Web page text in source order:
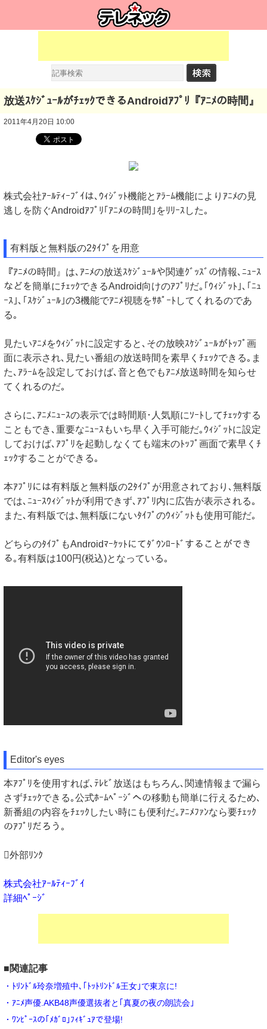
放送ｽｹｼﾞｭｰﾙがﾁｪｯｸできるAndroidｱﾌﾟﾘ『ｱﾆﾒの時間』
2011年4月20日 10:00
株式会社ｱｰﾙﾃｨｰﾌﾞｲは､ｳｨｼﾞｯﾄ機能とｱﾗｰﾑ機能によりｱﾆﾒの見
逃しを防ぐAndroidｱﾌﾟﾘ｢ｱﾆﾒの時間｣をﾘﾘｰｽした｡
有料版と無料版の2ﾀｲﾌﾟを用意
『ｱﾆﾒの時間』は､ｱﾆﾒの放送ｽｹｼﾞｭｰﾙや関連ｸﾞｯｽﾞの情報､ﾆｭｰｽ
などを簡単にﾁｪｯｸできるAndroid向けのｱﾌﾟﾘだ｡｢ｳｨｼﾞｯﾄ｣､｢ﾆｭ
ｰｽ｣､｢ｽｹｼﾞｭｰﾙ｣の3機能でｱﾆﾒ視聴をｻﾎﾟｰﾄしてくれるのであ
る｡
見たいｱﾆﾒをｳｨｼﾞｯﾄに設定すると､その放映ｽｹｼﾞｭｰﾙがﾄｯﾌﾟ画
面に表示され､見たい番組の放送時間を素早くﾁｪｯｸできる｡ま
た､ｱﾗｰﾑを設定しておけば､音と色でもｱﾆﾒ放送時間を知らせ
てくれるのだ｡
さらに､ｱﾆﾒﾆｭｰｽの表示では時間順･人気順にｿｰﾄしてﾁｪｯｸする
こともでき､重要なﾆｭｰｽもいち早く入手可能だ｡ｳｨｼﾞｯﾄに設定
しておけば､ｱﾌﾟﾘを起動しなくても端末のﾄｯﾌﾟ画面で素早くﾁ
ｪｯｸすることができる｡
本ｱﾌﾟﾘには有料版と無料版の2ﾀｲﾌﾟが用意されており､無料版
では､ﾆｭｰｽｳｨｼﾞｯﾄが利用できず､ｱﾌﾟﾘ内に広告が表示される｡
また､有料版では､無料版にないﾀｲﾌﾟのｳｨｼﾞｯﾄも使用可能だ｡
どちらのﾀｲﾌﾟもAndroidﾏｰｹｯﾄにてﾀﾞｳﾝﾛｰﾄﾞすることができ
る｡有料版は100円(税込)となっている｡
Editor's eyes
本ｱﾌﾟﾘを使用すれば､ﾃﾚﾋﾞ放送はもちろん､関連情報まで漏ら
さずﾁｪｯｸできる｡公式ﾎｰﾑﾍﾟｰｼﾞへの移動も簡単に行えるため､
新番組の内容をﾁｪｯｸしたい時にも便利だ｡ｱﾆﾒﾌｧﾝなら要ﾁｪｯｸ
のｱﾌﾟﾘだろう｡
外部ﾘﾝｸ
株式会社ｱｰﾙﾃｨｰﾌﾞｲ
詳細ﾍﾟｰｼﾞ
■関連記事
・ﾄﾘﾝﾄﾞﾙ玲奈増殖中､｢ﾄｯﾄﾘﾝﾄﾞﾙ王女｣で東京に!
・ｱﾆﾒ声優.AKB48声優選抜者と｢真夏の夜の朗読会｣
・ﾜﾝﾋﾟｰｽの｢ﾒｶﾞﾛ｣ﾌｨｷﾞｭｱで登場!